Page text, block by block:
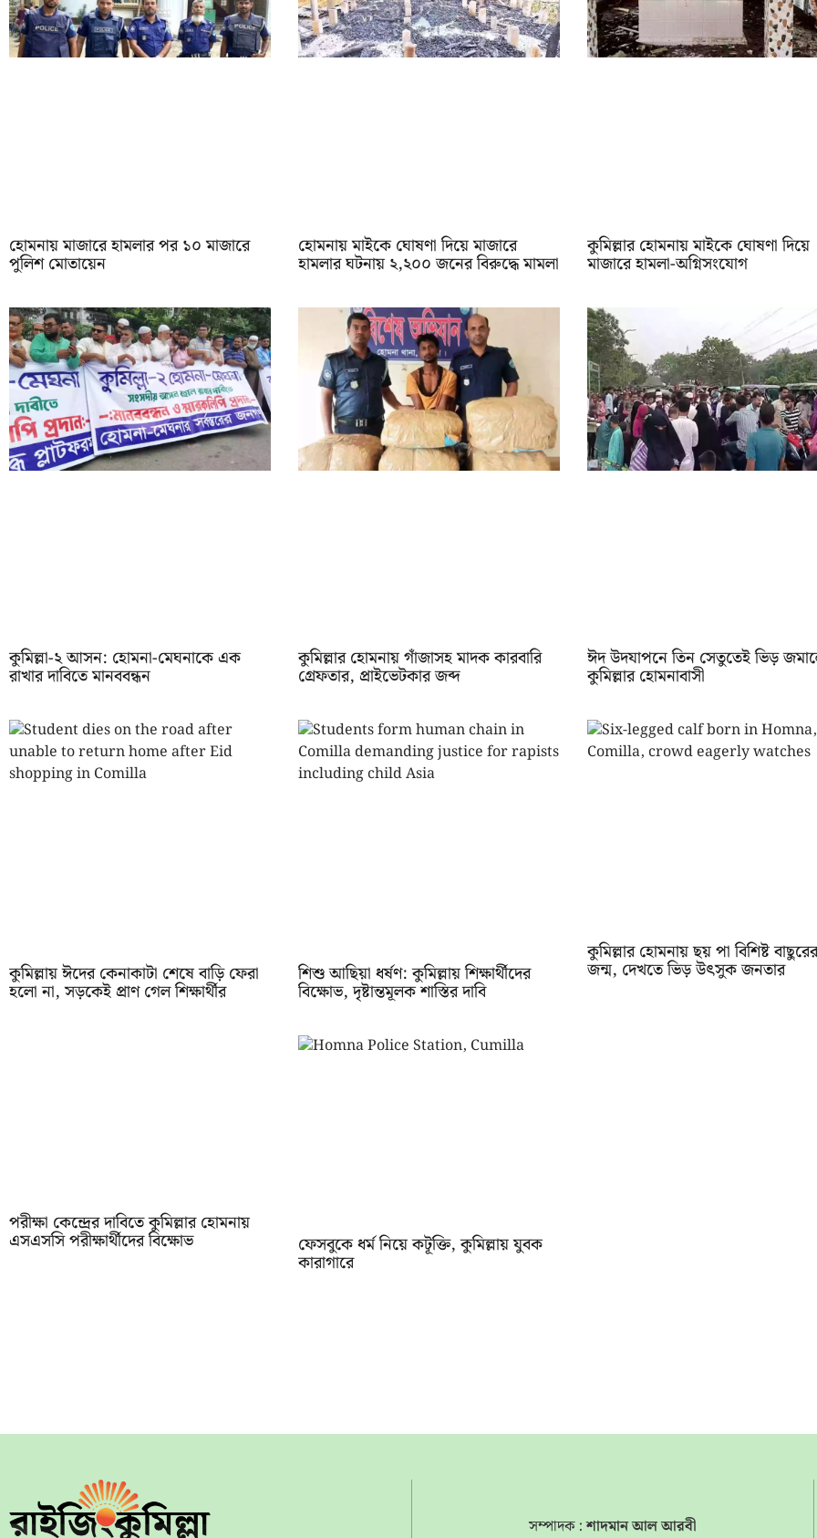
হোমনায় মাজারে হামলার পর ১০ মাজারে
পুলিশ মোতায়েন
হোমনায় মাইকে ঘোষণা দিয়ে মাজারে
হামলার ঘটনায় ২,২০০ জনের বিরুদ্ধে মামলা
কুমিল্লার হোমনায় মাইকে ঘোষণা দিয়ে
মাজারে হামলা-অগ্নিসংযোগ
কুমিল্লা-২ আসন: হোমনা-মেঘনাকে এক
রাখার দাবিতে মানববন্ধন
কুমিল্লার হোমনায় গাঁজাসহ মাদক কারবারি
গ্রেফতার, প্রাইভেটকার জব্দ
ঈদ উদযাপনে তিন সেতুতেই ভিড়
কুমিল্লার হোমনাবাসী
কুমিল্লায় ঈদের কেনাকাটা শেষে বাড়ি ফেরা
হলো না, সড়কেই প্রাণ গেল শিক্ষার্থীর
শিশু আছিয়া ধর্ষণ: কুমিল্লায় শিক্ষার্থীদের
বিক্ষোভ, দৃষ্টান্তমূলক শাস্তির দাবি
কুমিল্লার হোমনায় ছয় পা বিশিষ্ট বাছুরের
জন্ম, দেখতে ভিড় উৎসুক জনতার
পরীক্ষা কেন্দ্রের দাবিতে কুমিল্লার হোমনায়
এসএসসি পরীক্ষার্থীদের বিক্ষোভ ফেসবুকে ধর্ম নিয়ে কটূক্তি, কুমিল্লায় যুবক
কারাগারে
সম্পাদক :শাদমান আল আরবী